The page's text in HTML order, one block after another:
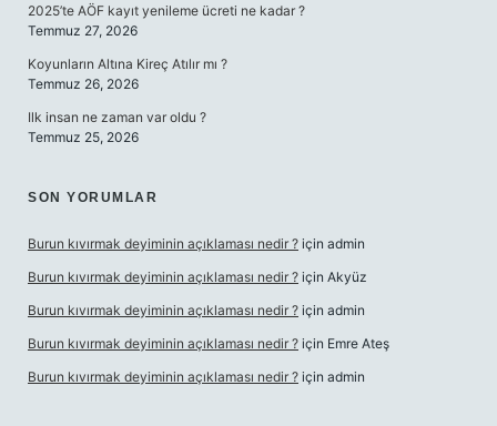
2025’te AÖF kayıt yenileme ücreti ne kadar ?
Temmuz 27, 2026
Koyunların Altına Kireç Atılır mı ?
Temmuz 26, 2026
Ilk insan ne zaman var oldu ?
Temmuz 25, 2026
SON YORUMLAR
Burun kıvırmak deyiminin açıklaması nedir ? için admin
Burun kıvırmak deyiminin açıklaması nedir ? için Akyüz
Burun kıvırmak deyiminin açıklaması nedir ? için admin
Burun kıvırmak deyiminin açıklaması nedir ? için Emre Ateş
Burun kıvırmak deyiminin açıklaması nedir ? için admin